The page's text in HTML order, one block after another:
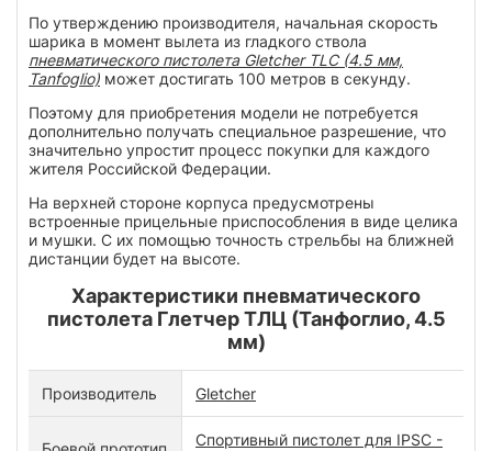
По утверждению производителя, начальная скорость
шарика в момент вылета из гладкого ствола
пневматического пистолета Gletcher TLC (4.5 мм,
Tanfoglio) может достигать 100 метров в секунду.
Поэтому для приобретения модели не потребуется
дополнительно получать специальное разрешение, что
значительно упростит процесс покупки для каждого
жителя Российской Федерации.
На верхней стороне корпуса предусмотрены
встроенные прицельные приспособления в виде целика
и мушки. С их помощью точность стрельбы на ближней
дистанции будет на высоте.
Характеристики пневматического
пистолета Глетчер ТЛЦ (Танфоглио, 4.5
мм)
Производитель Gletcher
Спортивный пистолет для IPSC -